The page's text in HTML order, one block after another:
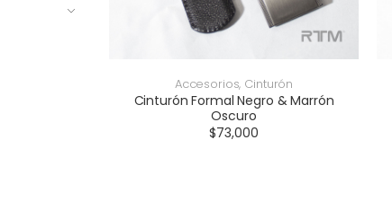
Accesorios, Cinturón
Cinturón Formal Negro & Marrón
Oscuro
$73,000